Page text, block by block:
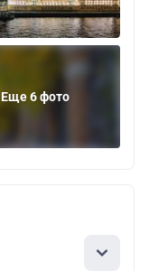
Еще 6 фото